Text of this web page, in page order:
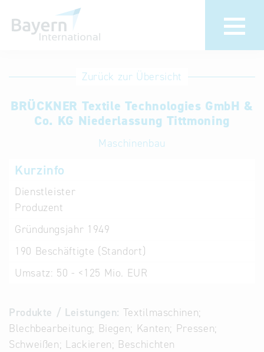
Anmeldung
Unternehmen
anmelden
Eintrag
löschen
Aktualisieren
Sie Ihren
aus
Österreich
und der
Zurück zur Übersicht
BRÜCKNER Textile Technologies GmbH &
Co. KG Niederlassung Tittmoning
Maschinenbau
Kurzinfo
Dienstleister
Produzent
Gründungsjahr 1949
190 Beschäftigte (Standort)
Umsatz: 50 - <125 Mio. EUR
Produkte / Leistungen: Textilmaschinen;
Blechbearbeitung; Biegen; Kanten; Pressen;
Schweißen; Lackieren; Beschichten